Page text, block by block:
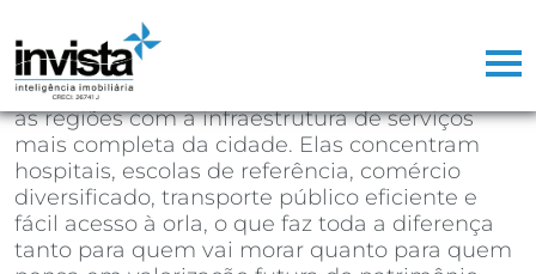
Santos comprar seu próximo imóvel, a
resposta direta é:
Embaré, Aparecida e Ponta da Praia
as regiões com a infraestrutura de serviços
mais completa da cidade. Elas concentram
hospitais, escolas de referência, comércio
diversificado, transporte público eficiente e
fácil acesso à orla, o que faz toda a diferença
tanto para quem vai morar quanto para quem